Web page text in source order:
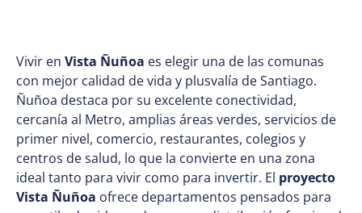
Vivir en Vista Ñuñoa es elegir una de las comunas
con mejor calidad de vida y plusvalía de Santiago.
Ñuñoa destaca por su excelente conectividad,
cercanía al Metro, amplias áreas verdes, servicios de
primer nivel, comercio, restaurantes, colegios y
centros de salud, lo que la convierte en una zona
ideal tanto para vivir como para invertir. El proyecto
Vista Ñuñoa ofrece departamentos pensados para